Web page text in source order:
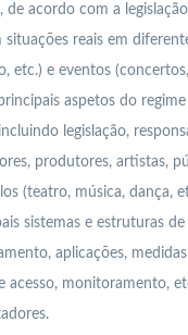
acordo com a
reais em
etc.) e eventos
aspetos do
legislação,
produtores, artistas,
(teatro, música, dança,
sistemas e estruturas
aplicações,
monitoramento,